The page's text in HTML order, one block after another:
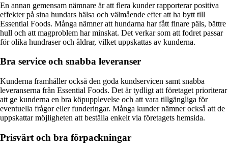
En annan gemensam nämnare är att flera kunder rapporterar positiva
effekter på sina hundars hälsa och välmående efter att ha bytt till
Essential Foods. Många nämner att hundarna har fått finare päls, bättre
hull och att magproblem har minskat. Det verkar som att fodret passar
för olika hundraser och åldrar, vilket uppskattas av kunderna.
Bra service och snabba leveranser
Kunderna framhåller också den goda kundservicen samt snabba
leveranserna från Essential Foods. Det är tydligt att företaget prioriterar
att ge kunderna en bra köpupplevelse och att vara tillgängliga för
eventuella frågor eller funderingar. Många kunder nämner också att de
uppskattar möjligheten att beställa enkelt via företagets hemsida.
Prisvärt och bra förpackningar